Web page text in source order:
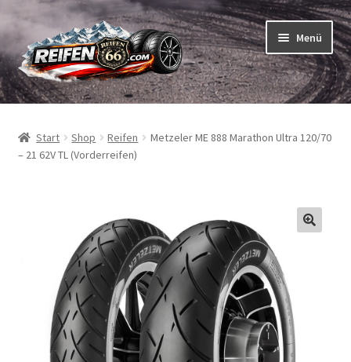
Zur
Navigation
springen
Zum
Inhalt
springen
Menü
Reifen
Schläuche
Reifentests
Kontakt
Start Shop Reifen
Metzeler ME 888 Marathon Ultra 120/70
– 21 62V TL (Vorderreifen)